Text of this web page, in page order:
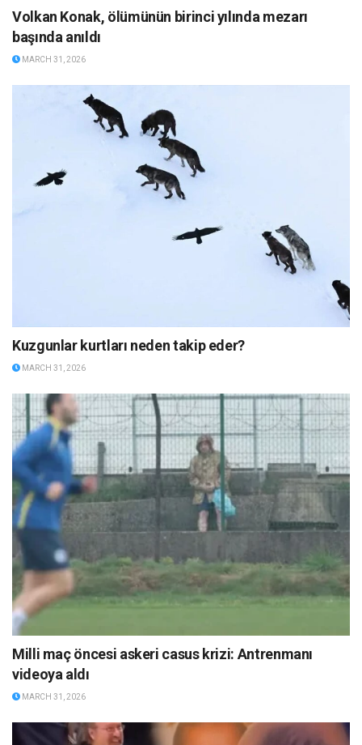
Volkan Konak, ölümünün birinci yılında mezarı
başında anıldı
MARCH 31, 2026
Kuzgunlar kurtları neden takip eder?
MARCH 31, 2026
Milli maç öncesi askeri casus krizi: Antrenmanı
videoya aldı
MARCH 31, 2026